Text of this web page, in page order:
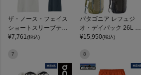
ザ・ノース・フェイス
ショートスリーブテッ
クポロ THE NORTH FA
¥7,761 (税込)
パタゴニア レフュジ
オ・デイパック 26L PA
TAGONIA REFUGIO DA
¥15,950(税込)
7 8